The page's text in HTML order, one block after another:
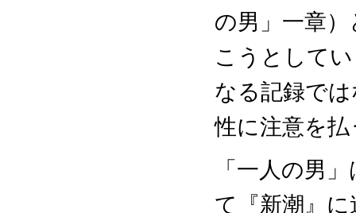
の男」一章
こうとして
なる記録で
性に注意を
「一人の男
て『新潮』